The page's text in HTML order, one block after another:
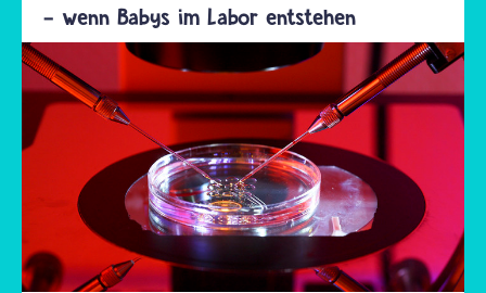
- wenn Babys im Labor entstehen